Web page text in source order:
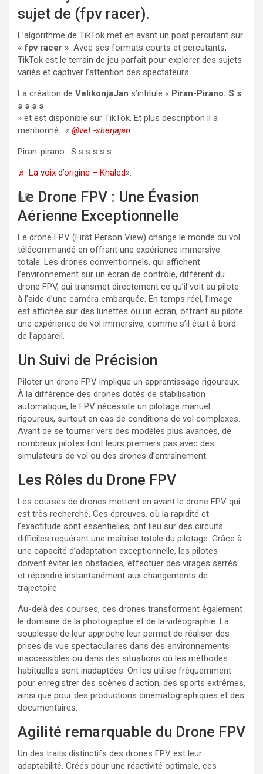
sujet de (fpv racer).
L’algorithme de TikTok met en avant un post percutant sur
« fpv racer ». Avec ses formats courts et percutants,
TikTok est le terrain de jeu parfait pour explorer des sujets
variés et captiver l’attention des spectateurs.
La création de VelikonjaJan s’intitule « Piran-Pirano. S s
s s s s
» et est disponible sur TikTok. Et plus description il a
mentionné : « @vet -sherjajan
Piran-pirano . S s s s s s
♬ La voix d’origine – Khaled».
Le Drone FPV : Une Évasion
Aérienne Exceptionnelle
Le drone FPV (First Person View) change le monde du vol
télécommandé en offrant une expérience immersive
totale. Les drones conventionnels, qui affichent
l’environnement sur un écran de contrôle, diffèrent du
drone FPV, qui transmet directement ce qu’il voit au pilote
à l’aide d’une caméra embarquée. En temps réel, l’image
est affichée sur des lunettes ou un écran, offrant au pilote
une expérience de vol immersive, comme s’il était à bord
de l’appareil.
Un Suivi de Précision
Piloter un drone FPV implique un apprentissage rigoureux.
À la différence des drones dotés de stabilisation
automatique, le FPV nécessite un pilotage manuel
rigoureux, surtout en cas de conditions de vol complexes.
Avant de se tourner vers des modèles plus avancés, de
nombreux pilotes font leurs premiers pas avec des
simulateurs de vol ou des drones d’entraînement.
Les Rôles du Drone FPV
Les courses de drones mettent en avant le drone FPV qui
est très recherché. Ces épreuves, où la rapidité et
l’exactitude sont essentielles, ont lieu sur des circuits
difficiles requérant une maîtrise totale du pilotage. Grâce à
une capacité d’adaptation exceptionnelle, les pilotes
doivent éviter les obstacles, effectuer des virages serrés
et répondre instantanément aux changements de
trajectoire.
Au-delà des courses, ces drones transforment également
le domaine de la photographie et de la vidéographie. La
souplesse de leur approche leur permet de réaliser des
prises de vue spectaculaires dans des environnements
inaccessibles ou dans des situations où les méthodes
habituelles sont inadaptées. On les utilise fréquemment
pour enregistrer des scènes d’action, des sports extrêmes,
ainsi que pour des productions cinématographiques et des
documentaires.
Agilité remarquable du Drone FPV
Un des traits distinctifs des drones FPV est leur
adaptabilité. Créés pour une réactivité optimale, ces